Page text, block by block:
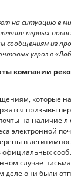
на ситуацию в
первых
сообщениям из
угроз в
компании
которые
призывы
на наличие
электронной
в
официальных
случае
деле они были